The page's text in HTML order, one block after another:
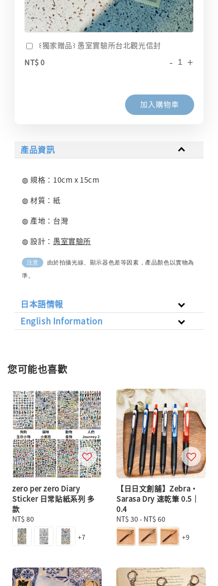
꒰獨家贈品꒱ 愚室實驗所台北觀光信封
NT$ 0
- +
加入購物車
產品資訊
◍ 規格：10cm x 15cm
◍ 材質：紙
◍ 產地：台灣
◍ 設計： 愚室實驗所
注意
由於拍攝光線、顯示器色差等因素，產品顏色以實物為
準。
日本語情報
English Information
您可能也喜歡
zero per zero Diary
Sticker 日常貼紙系列 多
款
Regular
price
NT$ 80
+7
【日日文創舖】Zebra・
Sarasa Dry 速乾筆 0.5｜
0.4
Regular
price
NT$ 30 - NT$ 60
+9